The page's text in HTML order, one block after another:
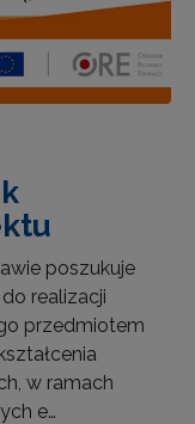
poszukuje
realizacji
przedmiotem
w ramach
e…